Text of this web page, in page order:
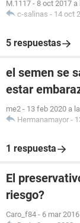
M.1117 - 8 oct 2017 a
c-salinas - 14 oct
5 respuestas
el semen se
estar
me2 - 13 feb 2020 a
Hermanamayor -
1 respuesta
El
riesgo?
Caro_f84 - 6 mar